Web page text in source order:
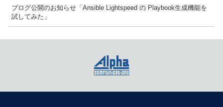
ブログ公開のお知らせ「Ansible Lightspeed の Playbook生成機能を
試してみた」